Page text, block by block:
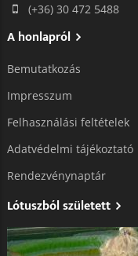
(+36) 30 472 5488
A honlapról
Bemutatkozás
Impresszum
Felhasználási feltételek
Adatvédelmi tájékoztató​
Rendezvénynaptár
Lótuszból született